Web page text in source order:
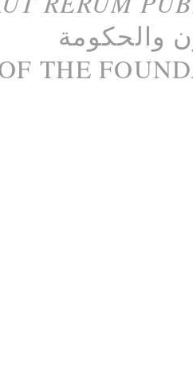
والحكومة
THE